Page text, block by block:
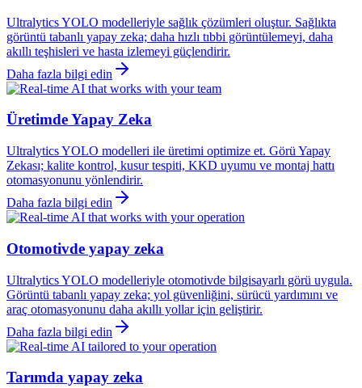
Ultralytics YOLO modelleriyle sağlık çözümleri oluştur. Sağlıkta
görüntü tabanlı yapay zeka; daha hızlı tıbbi görüntülemeyi, daha
akıllı teşhisleri ve hasta izlemeyi güçlendirir.
Daha fazla bilgi edin
Üretimde Yapay Zeka
Ultralytics YOLO modelleri ile üretimi optimize et. Görü Yapay
Zekası; kalite kontrol, kusur tespiti, KKD uyumu ve montaj hattı
otomasyonunu yönlendirir.
Daha fazla bilgi edin
Otomotivde yapay zeka
Ultralytics YOLO modelleriyle otomotivde bilgisayarlı görü uygula.
Görüntü tabanlı yapay zeka; yol güvenliğini, sürücü yardımını ve
araç otomasyonunu daha akıllı yollar için geliştirir.
Daha fazla bilgi edin
Tarımda yapay zeka